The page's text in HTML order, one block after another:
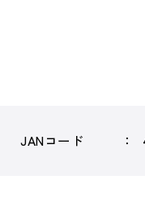
JANコード